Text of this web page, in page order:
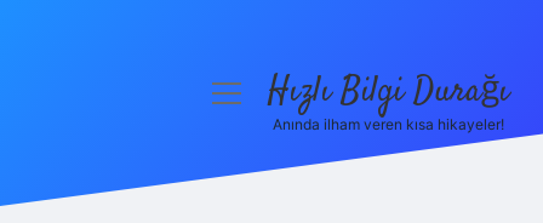
menüyüHızlı Bilgi Durağı
Anında ilham veren kısa hikayeler!